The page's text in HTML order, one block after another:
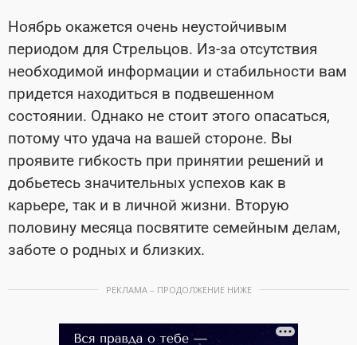
Ноябрь окажется очень неустойчивым
периодом для Стрельцов. Из-за отсутствия
необходимой информации и стабильности вам
придется находиться в подвешенном
состоянии. Однако не стоит этого опасаться,
потому что удача на вашей стороне. Вы
проявите гибкость при принятии решений и
добьетесь значительных успехов как в
карьере, так и в личной жизни. Вторую
половину месяца посвятите семейным делам,
заботе о родных и близких.
РЕКЛАМА – ПРОДОЛЖЕНИЕ НИЖЕ